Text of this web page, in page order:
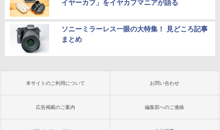
イヤーカフ」をイヤカフマニアが語る
ソニーミラーレス一眼の大特集！ 見どころ記事
まとめ
本サイトのご利用について お問い合わせ
広告掲載のご案内 編集部へのご連絡